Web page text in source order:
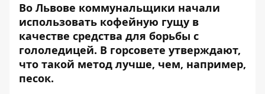
Во Львове коммунальщики начали
использовать кофейную гущу в
качестве средства для борьбы с
гололедицей. В горсовете утверждают,
что такой метод лучше, чем, например,
песок.